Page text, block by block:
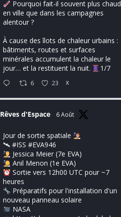
Pourquoi fait-il souvent plus chaud
en ville que dans les campagnes
alentour ?
À cause des îlots de chaleur urbains :
bâtiments, routes et surfaces
minérales accumulent la chaleur le
jour… et la restituent la nuit.
1/7
6 23 X
Rêves d'Espace 6 Août
Jour de sortie spatiale
🛰 #ISS #EVA946
Jessica Meier (7e EVA)
Anil Menon (1e EVA)
Sortie vers 12h00 UTC pour ~7
heures
Préparatifs pour l'installation d'un
nouveau panneau solaire
NASA